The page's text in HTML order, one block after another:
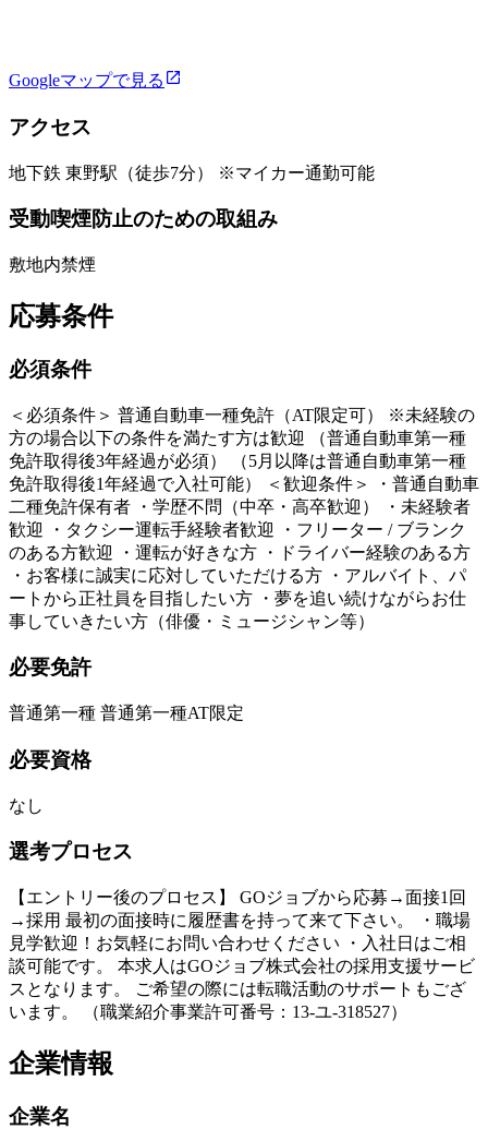
Googleマップで見る
アクセス
地下鉄 東野駅（徒歩7分） ※マイカー通勤可能
受動喫煙防止のための取組み
敷地内禁煙
応募条件
必須条件
＜必須条件＞ 普通自動車一種免許（AT限定可） ※未経験の
方の場合以下の条件を満たす方は歓迎 （普通自動車第一種
免許取得後3年経過が必須） （5月以降は普通自動車第一種
免許取得後1年経過で入社可能） ＜歓迎条件＞ ・普通自動車
二種免許保有者 ・学歴不問（中卒・高卒歓迎） ・未経験者
歓迎 ・タクシー運転手経験者歓迎 ・フリーター / ブランク
のある方歓迎 ・運転が好きな方 ・ドライバー経験のある方
・お客様に誠実に応対していただける方 ・アルバイト、パ
ートから正社員を目指したい方 ・夢を追い続けながらお仕
事していきたい方（俳優・ミュージシャン等）
必要免許
普通第一種 普通第一種AT限定
必要資格
なし
選考プロセス
【エントリー後のプロセス】 GOジョブから応募→面接1回
→採用 最初の面接時に履歴書を持って来て下さい。 ・職場
見学歓迎！お気軽にお問い合わせください ・入社日はご相
談可能です。 本求人はGOジョブ株式会社の採用支援サービ
スとなります。 ご希望の際には転職活動のサポートもござ
います。 （職業紹介事業許可番号：13-ユ-318527）
企業情報
企業名